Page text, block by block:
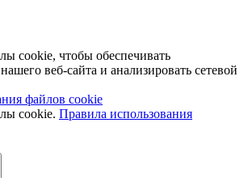
cookie, чтобы обеспечивать
веб-сайта и анализировать сетевой
файлов cookie
cookie. Правила использования